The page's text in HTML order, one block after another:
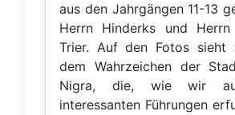
aus den Jahrgängen 11-13
Herrn Hinderks und
Trier. Auf den Fotos sieht
dem Wahrzeichen der
Nigra, die, wie wir
interessanten Führungen